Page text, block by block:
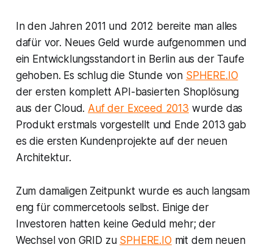
In den Jahren 2011 und 2012 bereite man alles
dafür vor. Neues Geld wurde aufgenommen und
ein Entwicklungsstandort in Berlin aus der Taufe
gehoben. Es schlug die Stunde von SPHERE.IO
der ersten komplett API-basierten Shoplösung
aus der Cloud. Auf der Exceed 2013 wurde das
Produkt erstmals vorgestellt und Ende 2013 gab
es die ersten Kundenprojekte auf der neuen
Architektur.
Zum damaligen Zeitpunkt wurde es auch langsam
eng für commercetools selbst. Einige der
Investoren hatten keine Geduld mehr; der
Wechsel von GRID zu SPHERE.IO mit dem neuen